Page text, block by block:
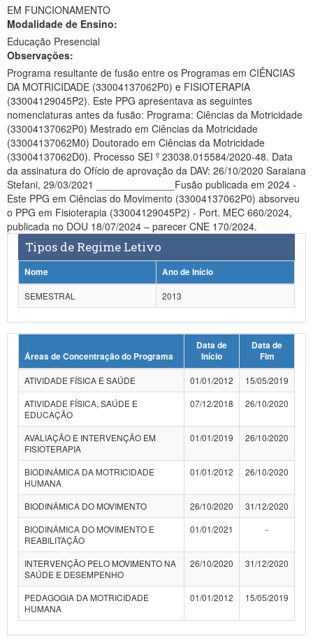
Ministério do Turismo
Ministério do Desenvolvimento Regional
Ministério da Mulher, da Família e dos Direitos Humanos
Secretaria de Governo
Gabinete de Segurança Institucional
Banco Central do Brasil
Planalto
EM FUNCIONAMENTO
Modalidade de Ensino:
Educação Presencial
Observações:
Programa resultante de fusão entre os Programas em CIÊNCIAS
DA MOTRICIDADE (33004137062P0) e FISIOTERAPIA
(33004129045P2). Este PPG apresentava as seguintes
nomenclaturas antes da fusão: Programa: Ciências da Motricidade
(33004137062P0) Mestrado em Ciências da Motricidade
(33004137062M0) Doutorado em Ciências da Motricidade
(33004137062D0). Processo SEI º 23038.015584/2020-48. Data
da assinatura do Ofício de aprovação da DAV: 26/10/2020 Saraiana
Stefani, 29/03/2021 ______________Fusão publicada em 2024 -
Este PPG em Ciências do Movimento (33004137062P0) absorveu
o PPG em Fisioterapia (33004129045P2) - Port. MEC 660/2024,
publicada no DOU 18/07/2024 – parecer CNE 170/2024.
Tipos de Regime Letivo
Nome
Ano de Início
SEMESTRAL
2013
Áreas de Concentração do Programa
Data de
Início
Data de
Fim
ATIVIDADE FÍSICA E SAÚDE
01/01/2012
15/05/2019
ATIVIDADE FÍSICA, SAÚDE E
EDUCAÇÃO
07/12/2018 26/10/2020
AVALIAÇÃO E INTERVENÇÃO EM
FISIOTERAPIA
01/01/2019 26/10/2020
BIODINÂMICA DA MOTRICIDADE
HUMANA
01/01/2012 26/10/2020
BIODINÂMICA DO MOVIMENTO 26/10/2020
31/12/2020
BIODINÂMICA DO MOVIMENTO E
REABILITAÇÃO
01/01/2021 -
INTERVENÇÃO PELO MOVIMENTO NA
SAÚDE E DESEMPENHO
26/10/2020 31/12/2020
PEDAGOGIA DA MOTRICIDADE
HUMANA
01/01/2012 15/05/2019